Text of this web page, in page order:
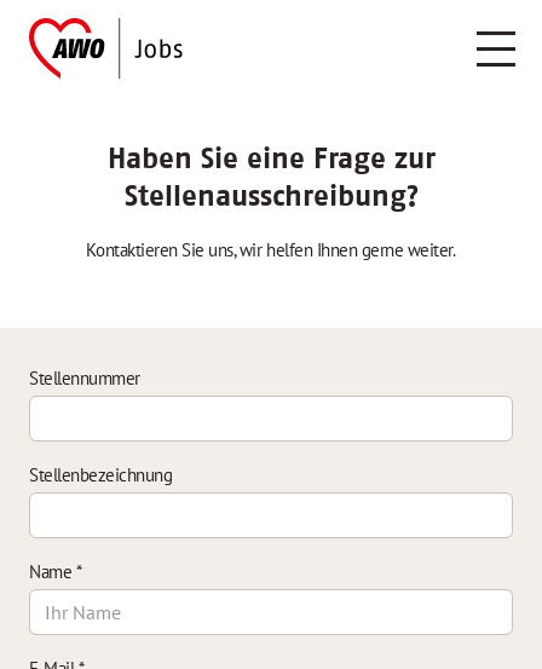
Haben Sie eine Frage zur
Stellenausschreibung?
Kontaktieren Sie uns, wir helfen Ihnen gerne weiter.
Stellennummer
Stellenbezeichnung
Name *